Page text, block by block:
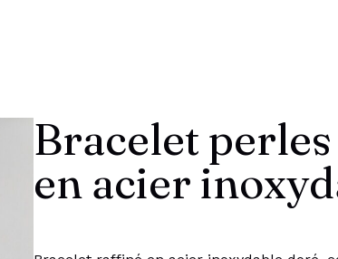
Bracelet
en acier